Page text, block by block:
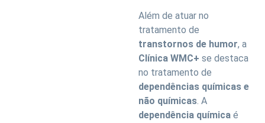
Além de atuar no
tratamento de
transtornos de humor, a
Clínica WMC+ se destaca
no tratamento de
dependências químicas e
não químicas. A
dependência química é